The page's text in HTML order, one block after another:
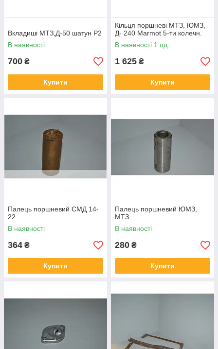
Вкладиші МТЗ,Д-50 шатун Р2
В наявності
700 ₴
Купити
Кільця поршневі МТЗ, ЮМЗ,
Д- 240 Marmot 5-ти колечн.
В наявності 1 од.
1 625 ₴
Купити
Палець поршневий СМД 14-
22
В наявності
364 ₴
Купити
Палець поршневий ЮМЗ,
МТЗ
В наявності
280 ₴
Купити